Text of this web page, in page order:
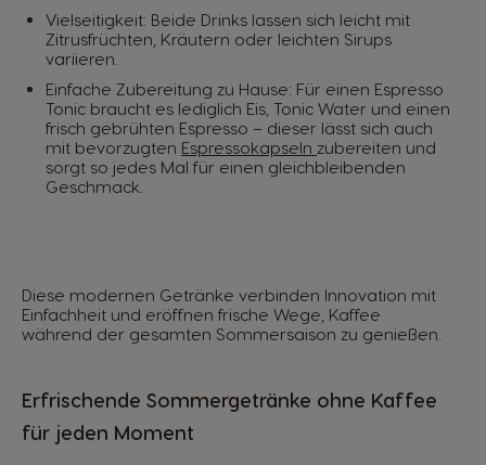
Vielseitigkeit: Beide Drinks lassen sich leicht mit
Zitrusfrüchten, Kräutern oder leichten Sirups
variieren.
Einfache Zubereitung zu Hause: Für einen Espresso
Tonic braucht es lediglich Eis, Tonic Water und einen
frisch gebrühten Espresso – dieser lässt sich auch
mit bevorzugten Espressokapseln zubereiten und
sorgt so jedes Mal für einen gleichbleibenden
Geschmack.
Diese modernen Getränke verbinden Innovation mit
Einfachheit und eröffnen frische Wege, Kaffee
während der gesamten Sommersaison zu genießen.
Erfrischende Sommergetränke ohne Kaffee
für jeden Moment